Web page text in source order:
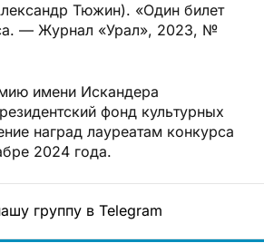
Тюжин). «Один билет
— Журнал «Урал», 2023, №
имени Искандера
фонд культурных
наград лауреатам конкурса
2024 года.
группу в Telegram